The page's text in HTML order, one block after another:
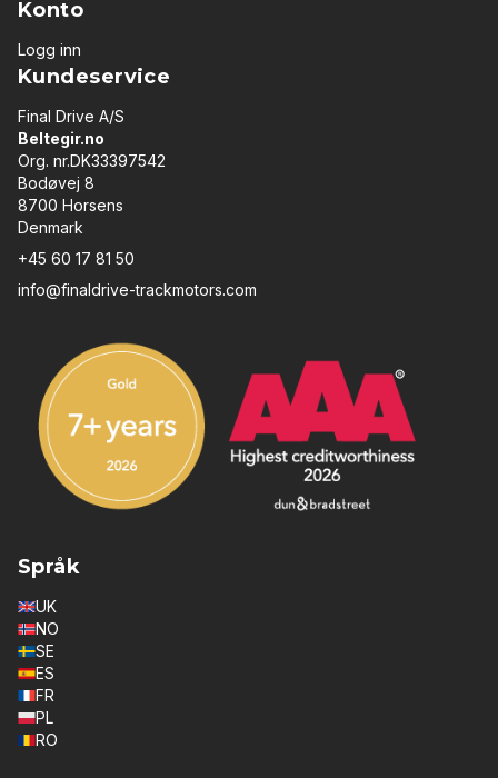
Konto
Logg inn
Kundeservice
Final Drive A/S
Beltegir.no
Org. nr.DK33397542
Bodøvej 8
8700 Horsens
Denmark
+45 60 17 81 50
info@finaldrive-trackmotors.com
Språk
UK
NO
SE
ES
FR
PL
RO